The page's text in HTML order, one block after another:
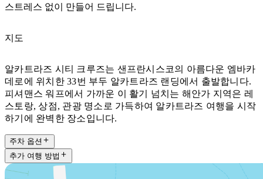
스트레스 없이 만들어 드립니다.
지도
알카트라즈 시티 크루즈는 샌프란시스코의 아름다운 엠바카
데로에 위치한 33번 부두 알카트라즈 랜딩에서 출발합니다.
피셔맨스 워프에서 가까운 이 활기 넘치는 해안가 지역은 레
스토랑, 상점, 관광 명소로 가득하여 알카트라즈 여행을 시작
하기에 완벽한 장소입니다.
주차 옵션
추가 여행 방법